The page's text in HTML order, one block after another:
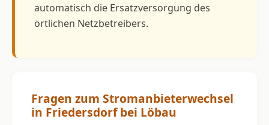
automatisch die Ersatzversorgung des
örtlichen Netzbetreibers.
Fragen zum Stromanbieterwechsel
in Friedersdorf bei Löbau